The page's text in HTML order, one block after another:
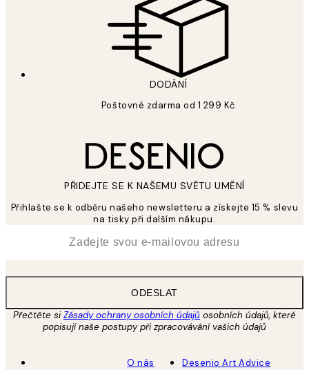
DODÁNÍ
Poštovné zdarma od 1 299 Kč
PŘIDEJTE SE K NAŠEMU SVĚTU UMĚNÍ
Přihlašte se k odběru našeho newsletteru a získejte 15 % slevu
na tisky při dalším nákupu.
ODESLAT
Přečtěte siZásady ochrany osobních údajů osobních údajů, které
popisují naše postupy při zpracovávání vašich údajů
O nás
Desenio Art Advice